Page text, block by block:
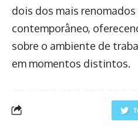
dois dos mais
contemporâneo,
sobre o ambiente de
em momentos distintos.